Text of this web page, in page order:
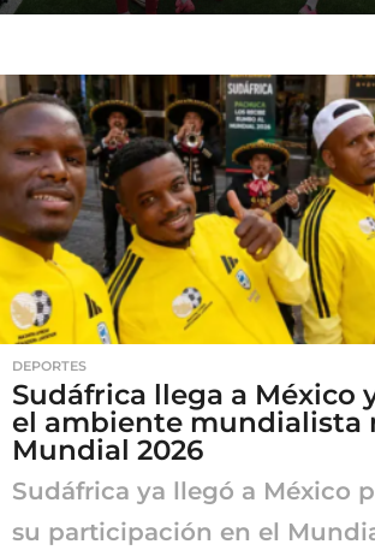
DEPORTES
Sudáfrica llega a México
el ambiente mundialista
Mundial 2026
Sudáfrica ya llegó a México
su participación en el